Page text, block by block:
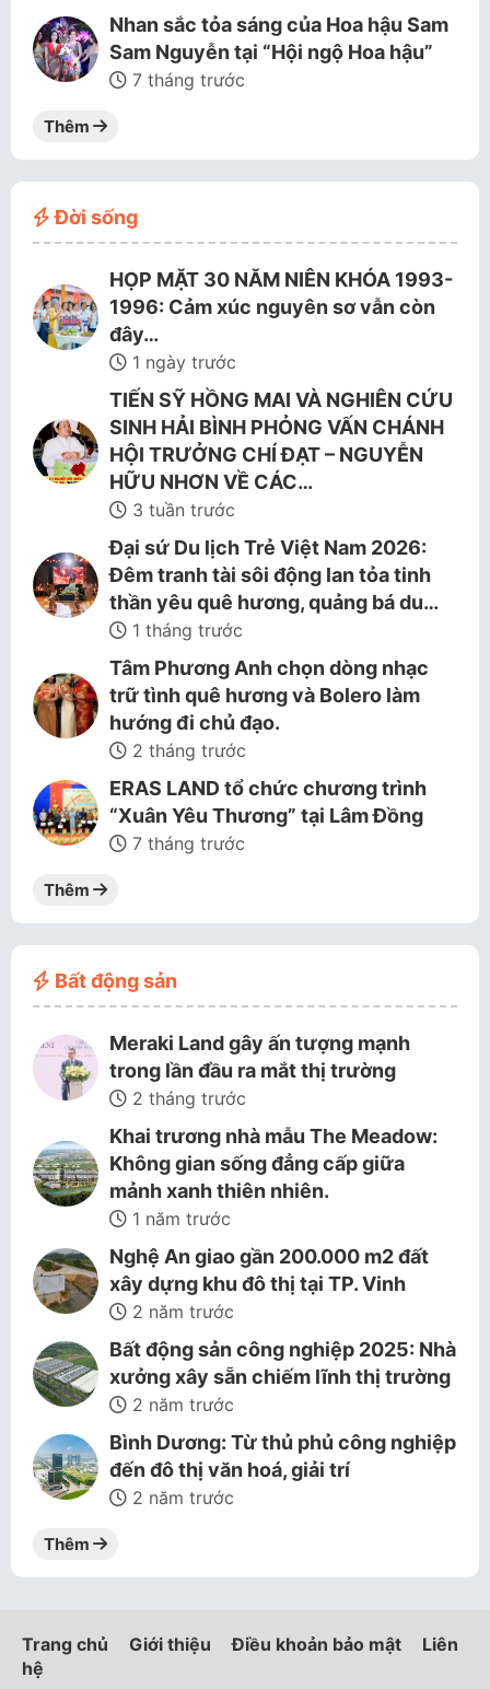
Nhan sắc tỏa sáng của Hoa hậu Sam
Sam Nguyễn tại “Hội ngộ Hoa hậu”
7 tháng trước
Thêm
Đời sống
HỌP MẶT 30 NĂM NIÊN KHÓA 1993-
1996: Cảm xúc nguyên sơ vẫn còn
đây…
1 ngày trước
TIẾN SỸ HỒNG MAI VÀ NGHIÊN CỨU
SINH HẢI BÌNH PHỎNG VẤN CHÁNH
HỘI TRƯỞNG CHÍ ĐẠT – NGUYỄN
HỮU NHƠN VỀ CÁC…
3 tuần trước
Đại sứ Du lịch Trẻ Việt Nam 2026:
Đêm tranh tài sôi động lan tỏa tinh
thần yêu quê hương, quảng bá du…
1 tháng trước
Tâm Phương Anh chọn dòng nhạc
trữ tình quê hương và Bolero làm
hướng đi chủ đạo.
2 tháng trước
ERAS LAND tổ chức chương trình
“Xuân Yêu Thương” tại Lâm Đồng
7 tháng trước
Thêm
Bất động sản
Meraki Land gây ấn tượng mạnh
trong lần đầu ra mắt thị trường
2 tháng trước
Khai trương nhà mẫu The Meadow:
Không gian sống đẳng cấp giữa
mảnh xanh thiên nhiên.
1 năm trước
Nghệ An giao gần 200.000 m2 đất
xây dựng khu đô thị tại TP. Vinh
2 năm trước
Bất động sản công nghiệp 2025: Nhà
xưởng xây sẵn chiếm lĩnh thị trường
2 năm trước
Bình Dương: Từ thủ phủ công nghiệp
đến đô thị văn hoá, giải trí
2 năm trước
Thêm
Trang chủ Giới thiệu Điều khoản bảo mật
Liên
hệ